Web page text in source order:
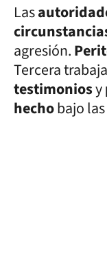
Las
agresión.
Tercera
testimoniosy
hechobajo